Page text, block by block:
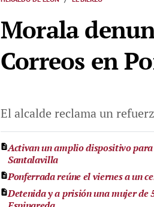
Morala
Correos en
El alcalde reclama un
Activan un amplio dispositivo
Santalavilla
Ponferrada reúne el viernes a un
Detenida y a prisión una mujer de